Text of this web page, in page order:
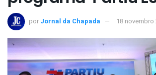
por Jornal da Chapada 18 novembro